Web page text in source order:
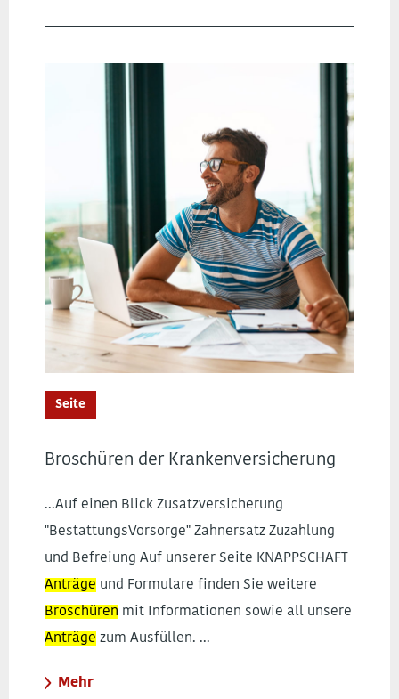
Seite
Broschüren der Krankenversicherung
...Auf einen Blick Zusatzversicherung
"BestattungsVorsorge" Zahnersatz Zuzahlung
und Befreiung Auf unserer Seite KNAPPSCHAFT
Anträge und Formulare finden Sie weitere
Broschüren mit Informationen sowie all unsere
Anträge zum Ausfüllen. ...
Mehr